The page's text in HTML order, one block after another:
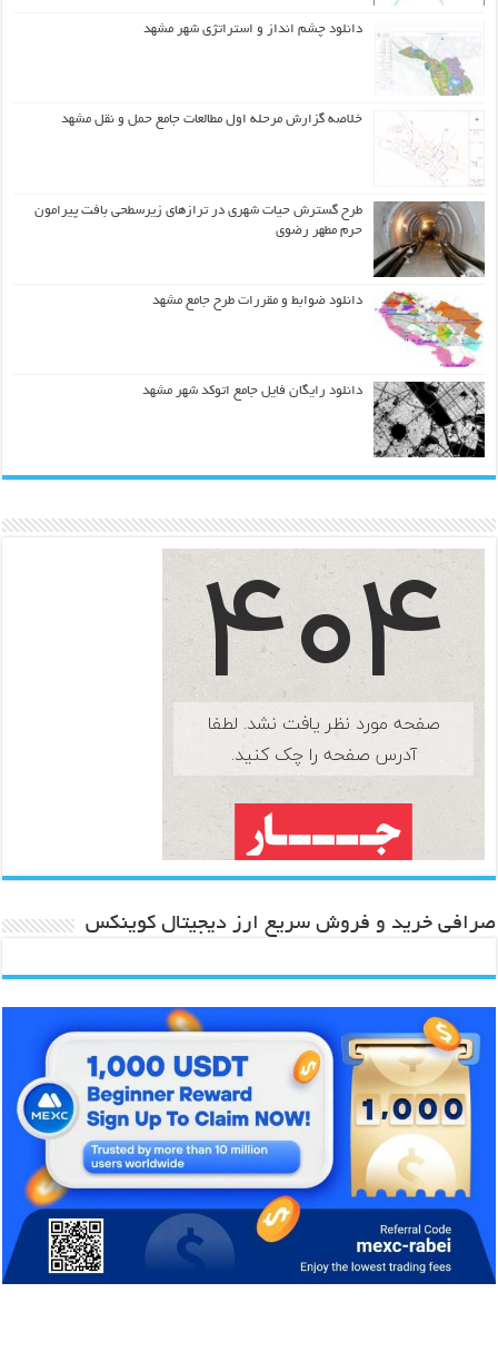
دانلود چشم انداز و استراتژی شهر مشهد
خلاصه گزارش مرحله اول مطالعات جامع حمل و نقل مشهد
طرح گسترش حیات شهري در ترازهاي زیرسطحی بافت پیرامون
حرم مطهر رضوي
دانلود ضوابط و مقررات طرح جامع مشهد
دانلود رایگان فایل جامع اتوکد شهر مشهد
صرافی خرید و فروش سریع ارز دیجیتال کوینکس